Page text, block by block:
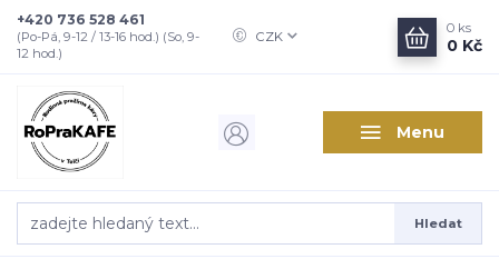
Menu
CZK
Hledat
+420 736 528 461
(Po-Pá, 9-12 / 13-16 hod.) (So, 9-
12 hod.)
0 ks
0 Kč